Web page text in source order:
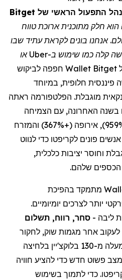
התפעול הראשי של Bitget
חלק מתוכנית ארוכת טווח
אנחנו בונים לקראת עתיד שבו
קלה כמו שימוש ב-Uber או
Bitget
Wallet חפפה לביקוש
פיננסית חלופית, במיוחד
מוגבלת. הפלטפורמה ראתה
בשנה האחרונה, עם הצמיחה
המהירה ביותר באפריקה (+959%), אירופה (+367%) והמזרח
לקריפטו כדי לנווט
וחוסר יציבות כלכלית,
הכספים שלהם.
מתמקד בהפיכת
יותר לצרכים יומיומיים.
ליבה - סחר, רווח, תשלום
אחר מגמות שוק, לחקור
מ-130 בלוקצ'יין בלחיצה
פשוט חדש כדי להציע חוויה
. כדי לתמוך בשימוש